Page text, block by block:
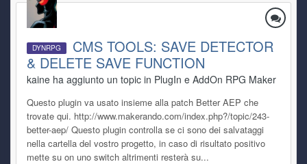
DYNRPG
CMS TOOLS: SAVE DETECTOR
& DELETE SAVE FUNCTION
kaine ha aggiunto un topic in PlugIn e AddOn RPG Maker
Questo plugin va usato insieme alla patch Better AEP che
trovate qui. http://www.makerando.com/index.php?/topic/243-
better-aep/ Questo plugin controlla se ci sono dei salvataggi
nella cartella del vostro progetto, in caso di risultato positivo
mette su on uno switch altrimenti resterà su...